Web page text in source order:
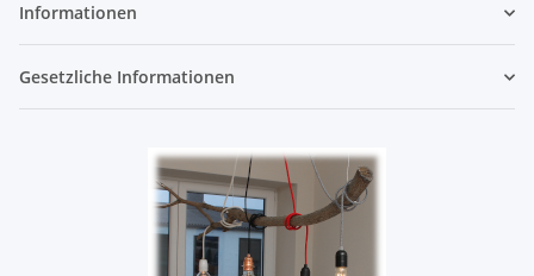
Informationen
Gesetzliche Informationen